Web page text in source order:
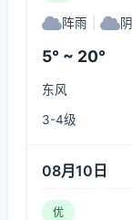
阵雨 阴
5° ~ 20°
东风
3-4级
08月10日
优